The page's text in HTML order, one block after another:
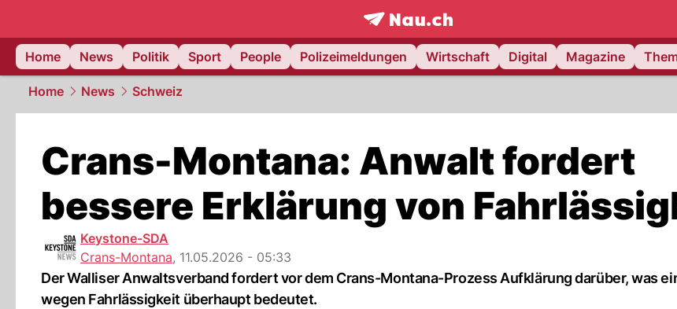
frontpage.NAU.ch
Home
News Politik Sport People Polizeimeldungen Wirtschaft Digital Magazine
Home News Schweiz
Crans-Montana: Anwalt fordert
bessere Erklärung von
Keystone-SDA
Crans-Montana, 11.05.2026 - 05:33
Der Walliser Anwaltsverband fordert vor dem Crans-Montana-Prozess Aufklärung darüber, was
wegen Fahrlässigkeit überhaupt bedeutet.